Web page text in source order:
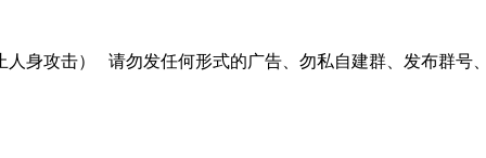
身攻击） 请勿发任何形式的广告、勿私自建群、发布群号